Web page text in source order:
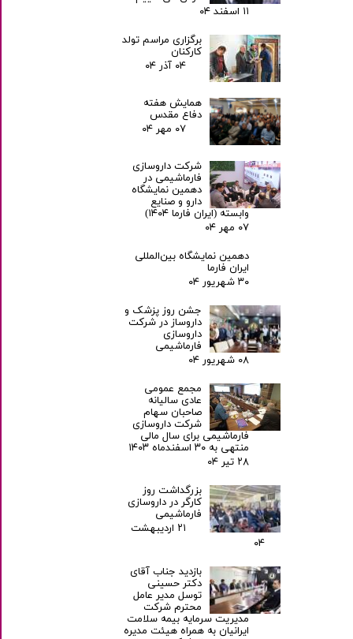
۱۱ اسفند ۰۴
برگزاری مراسم تولد
کارکنان
۰۴ آذر ۰۴
همایش هفته
دفاع مقدس
۰۷ مهر ۰۴
شرکت داروسازی
فارماشیمی در
دهمین نمایشگاه
دارو و صنایع
وابسته (ایران فارما ۱۴۰۴)
۰۷ مهر ۰۴
دهمین نمایشگاه بین‌المللی
ایران فارما
۳۰ شهریور ۰۴
جشن روز پزشک و
داروساز در شرکت
داروسازی
فارماشیمی
۰۸ شهریور ۰۴
مجمع عمومی
عادی سالیانه
صاحبان سهام
شرکت داروسازی
فارماشیمی برای سال مالی
منتهی به ۳۰ اسفندماه ۱۴۰۳
۲۸ تیر ۰۴
بزرگداشت روز
کارگر در داروسازی
فارماشیمی
۲۱ اردیبهشت
۰۴
بازدید جناب آقای
دکتر حسینی
توسل مدیر عامل
محترم شرکت
مدیریت سرمایه بیمه سلامت
ایرانیان به همراه هیئت مدیره